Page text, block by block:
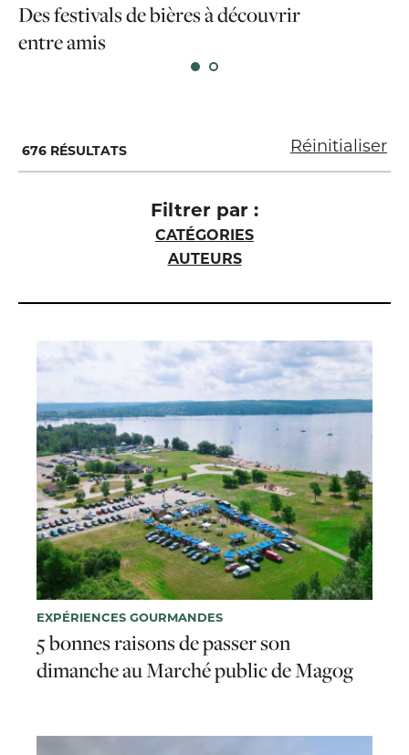
Des festivals de bières à découvrir
entre amis
676 RÉSULTATS Réinitialiser
Filtrer par :
CATÉGORIES
AUTEURS
EXPÉRIENCES GOURMANDES
5 bonnes raisons de passer son
dimanche au Marché public de Magog